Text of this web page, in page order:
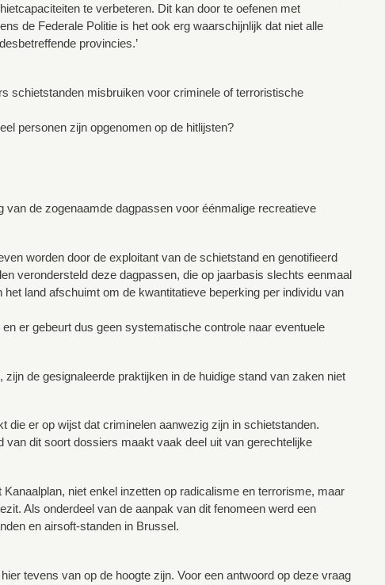
te verbeteren. Dit kan door te oefenen met
de Federale Politie is het ook erg waarschijnlijk dat niet alle
provincies.’
schietstanden misbruiken voor criminele of terroristische
personen zijn opgenomen op de hitlijsten?
de zogenaamde dagpassen voor éénmalige recreatieve
worden door de exploitant van de schietstand en genotifieerd
verondersteld deze dagpassen, die op jaarbasis slechts eenmaal
land afschuimt om de kwantitatieve beperking per individu van
er gebeurt dus geen systematische controle naar eventuele
de gesignaleerde praktijken in de huidige stand van zaken niet
die er op wijst dat criminelen aanwezig zijn in schietstanden.
dit soort dossiers maakt vaak deel uit van gerechtelijke
niet enkel inzetten op radicalisme en terrorisme, maar
Als onderdeel van de aanpak van dit fenomeen werd een
en airsoft-standen in Brussel.
tevens van op de hoogte zijn. Voor een antwoord op deze vraag